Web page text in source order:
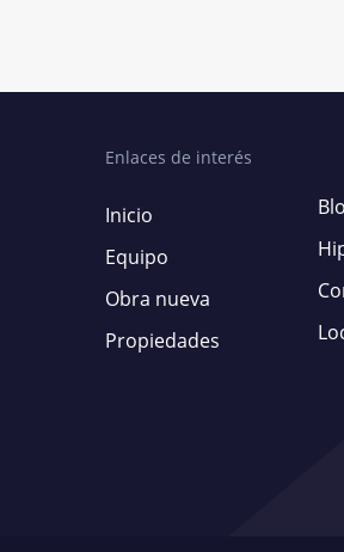
Enlaces de interés
Inicio
Equipo
Obra nueva
Propiedades